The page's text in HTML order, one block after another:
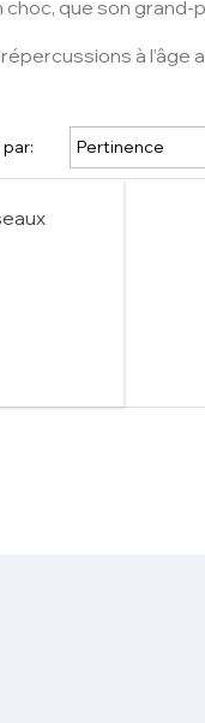
choc, que son
à l’âge
Pertinence